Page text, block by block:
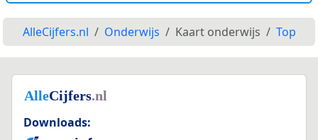
AlleCijfers.nl Onderwijs Kaart onderwijs Top
Downloads: